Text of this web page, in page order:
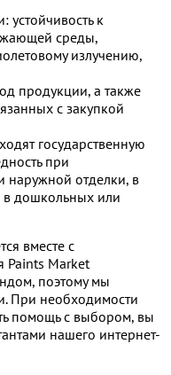
устойчивость к
среды,
излучению,
продукции, а также
с закупкой
государственную
при
наружной отделки, в
в дошкольных или
вместе с
Paints Market
поэтому мы
При необходимости
помощь с выбором, вы
нашего интернет-